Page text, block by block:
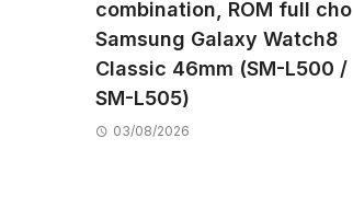
combination, ROM full cho
Samsung Galaxy Watch8
Classic 46mm (SM-L500 /
SM-L505)
03/08/2026